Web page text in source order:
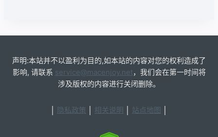
声明:本站并不以盈利为目的,如本站的内容对您的权利造成了
影响, 请联系 service@macenjoy.net，我们会在第一时间将
涉及版权的内容进行关闭删除。
隐私政策 相关说明 站点地图